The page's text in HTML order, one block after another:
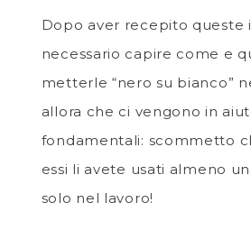
Dopo aver recepito queste
necessario capire come e
metterle “nero su bianco”
allora che ci vengono in
fondamentali: scommetto
essi li avete usati almeno
solo nel lavoro!